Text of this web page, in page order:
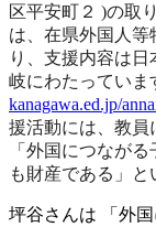
区平安町２ )の取
は、在県外国人等
り、支援内容は
岐にわたっていま
kanagawa.ed.jp/
援活動には、教員
「外国につなが
も財産である」と
坪谷さんは 「外